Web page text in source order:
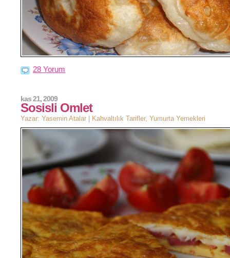
28 Yorum
Sosisli Omlet
kas 21, 2009
Yazar: Yasemin Atalar | Kahvaltılık Tarifler, Yumurta Yemekleri